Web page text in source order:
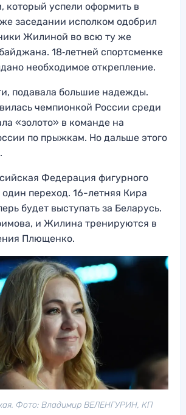
который успели оформить в
заседании исполком одобрил
Жилиной во всю ту же
18‑летней спортсменке
необходимое открепление.
подавала большие надежды.
чемпионкой России среди
«золото» в команде на
по прыжкам. Но дальше этого
Федерация фигурного
переход. 16-летняя Кира
будет выступать за Беларусь.
и Жилина тренируются в
Плющенко.
Фото: Владимир ВЕЛЕНГУРИН, КП